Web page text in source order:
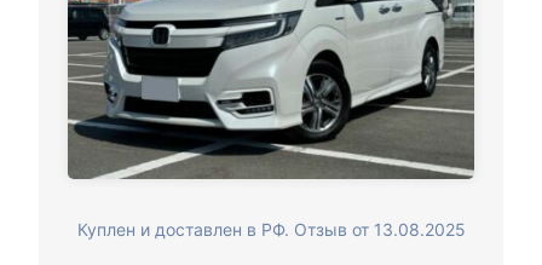
Куплен и доставлен в РФ. Отзыв от 13.08.2025